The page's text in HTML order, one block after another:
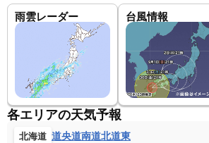
雨雲レーダー 台風情報
各エリアの天気予報
北海道 道央道南道北道東